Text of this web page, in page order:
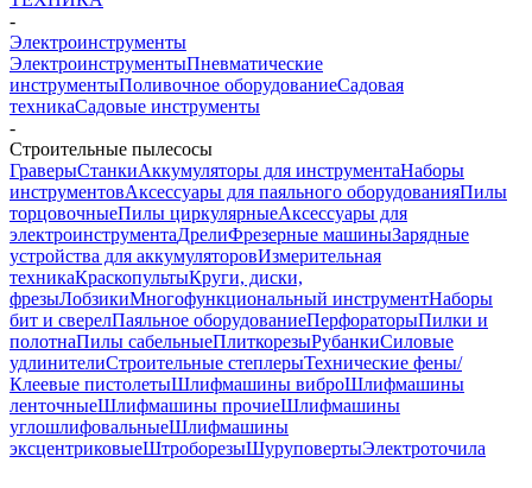
-
Электроинструменты
ЭлектроинструментыПневматические
инструментыПоливочное оборудованиеСадовая
техникаСадовые инструменты
-
Строительные пылесосы
ГраверыСтанкиАккумуляторы для инструментаНаборы
инструментовАксессуары для паяльного оборудованияПилы
торцовочныеПилы циркулярныеАксессуары для
электроинструментаДрелиФрезерные машиныЗарядные
устройства для аккумуляторовИзмерительная
техникаКраскопультыКруги, диски,
фрезыЛобзикиМногофункциональный инструментНаборы
бит и сверелПаяльное оборудованиеПерфораторыПилки и
полотнаПилы сабельныеПлиткорезыРубанкиСиловые
удлинителиСтроительные степлерыТехнические фены/
Клеевые пистолетыШлифмашины виброШлифмашины
ленточныеШлифмашины прочиеШлифмашины
углошлифовальныеШлифмашины
эксцентриковыеШтроборезыШуруповертыЭлектроточила